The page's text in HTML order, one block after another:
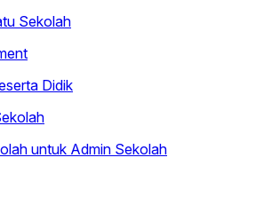
Sekolah
Didik
untuk Admin Sekolah